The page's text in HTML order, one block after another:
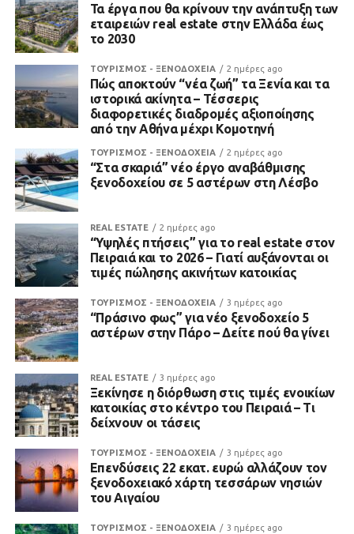
Τα έργα που θα κρίνουν την ανάπτυξη των
εταιρειών real estate στην Ελλάδα έως
το 2030
ΤΟΥΡΙΣΜΟΣ - ΞΕΝΟΔΟΧΕΙΑ 2 ημέρες ago
Πώς αποκτούν “νέα ζωή” τα Ξενία και τα
ιστορικά ακίνητα – Τέσσερις
διαφορετικές διαδρομές αξιοποίησης
από την Αθήνα μέχρι Κομοτηνή
ΤΟΥΡΙΣΜΟΣ - ΞΕΝΟΔΟΧΕΙΑ 2 ημέρες ago
“Στα σκαριά” νέο έργο αναβάθμισης
ξενοδοχείου σε 5 αστέρων στη Λέσβο
REAL ESTATE 2 ημέρες ago
“Υψηλές πτήσεις” για το real estate στον
Πειραιά και το 2026 – Γιατί αυξάνονται οι
τιμές πώλησης ακινήτων κατοικίας
ΤΟΥΡΙΣΜΟΣ - ΞΕΝΟΔΟΧΕΙΑ 3 ημέρες ago
“Πράσινο φως” για νέο ξενοδοχείο 5
αστέρων στην Πάρο – Δείτε πού θα γίνει
REAL ESTATE 3 ημέρες ago
Ξεκίνησε η διόρθωση στις τιμές ενοικίων
κατοικίας στο κέντρο του Πειραιά – Τι
δείχνουν οι τάσεις
ΤΟΥΡΙΣΜΟΣ - ΞΕΝΟΔΟΧΕΙΑ 3 ημέρες ago
Επενδύσεις 22 εκατ. ευρώ αλλάζουν τον
ξενοδοχειακό χάρτη τεσσάρων νησιών
του Αιγαίου
ΤΟΥΡΙΣΜΟΣ - ΞΕΝΟΔΟΧΕΙΑ 3 ημέρες ago